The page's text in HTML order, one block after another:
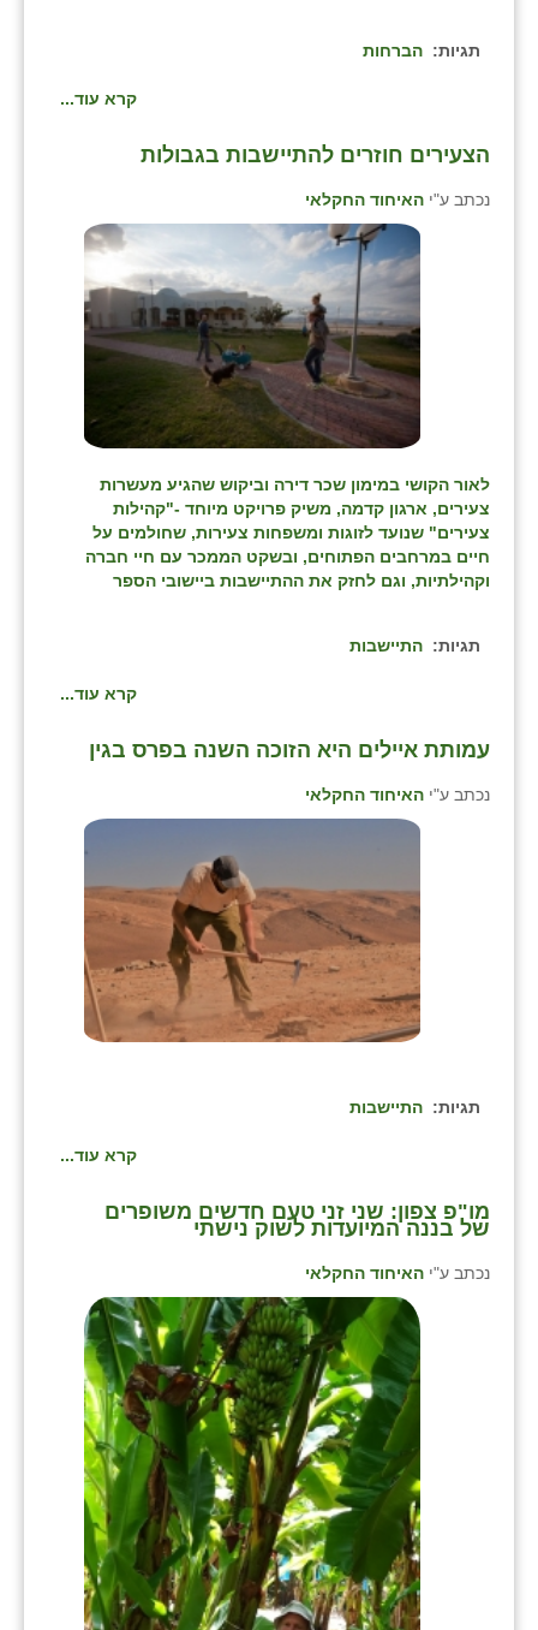
תגיות: הברחות
קרא עוד...
הצעירים חוזרים להתיישבות בגבולות
נכתב ע"י האיחוד החקלאי
לאור הקושי במימון שכר דירה וביקוש שהגיע מעשרות
צעירים, ארגון קדמה, משיק פרויקט מיוחד -"קהילות
צעירים" שנועד לזוגות ומשפחות צעירות, שחולמים על
חיים במרחבים הפתוחים, ובשקט הממכר עם חיי חברה
וקהילתיות, וגם לחזק את ההתיישבות ביישובי הספר
תגיות: התיישבות
קרא עוד...
עמותת איילים היא הזוכה השנה בפרס בגין
נכתב ע"י האיחוד החקלאי
תגיות: התיישבות
קרא עוד...
מו"פ צפון: שני זני טעם חדשים משופרים
של בננה המיועדות לשוק נישתי
נכתב ע"י האיחוד החקלאי